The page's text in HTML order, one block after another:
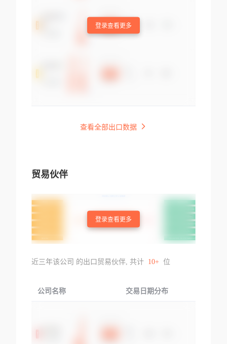
登录查看更多
查看全部出口数据
贸易伙伴
登录查看更多
近三年该公司 的出口贸易伙伴, 共计 10+ 位
公司名称 交易日期分布